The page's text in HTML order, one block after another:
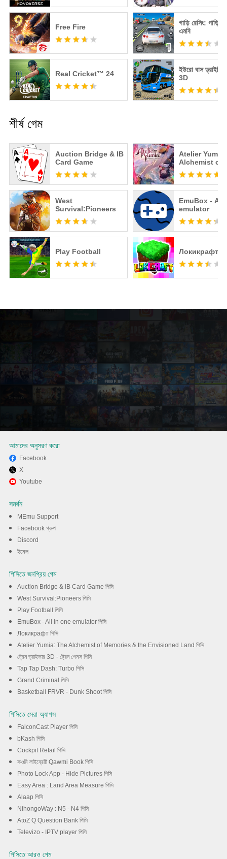
Free Fire
গাড়ি রেসিং: গাড়ি
এমবি
Real Cricket™ 24
ইউরো বাস ড্রাইভিং
3D
শীর্ষ গেম
Auction Bridge & IB
Card Game
West
Survival:Pioneers
Play Football
Atelier
Alchemist of
Memories &
Envisioned
EmuBox - All
emulator
Локикрафт
MEmu এর সাথে পিসিতে Soul
Strike's New Crossover খেলা
আমাদের অনুসরণ করো
Facebook
X
Youtube
সমর্থন
MEmu Support
Facebook গ্রুপ
Discord
ইমেল
পিসিতে জনপ্রিয় গেম
Auction Bridge & IB Card Game পিসি
West Survival:Pioneers পিসি
Play Football পিসি
EmuBox - All in one emulator পিসি
Локикрафт পিসি
Atelier Yumia: The Alchemist of Memories & the Envisioned Land পিসি
ট্রেন ড্রাইভার 3D - ট্রেন গেমস পিসি
Tap Tap Dash: Turbo পিসি
Grand Criminal পিসি
Basketball FRVR - Dunk Shoot পিসি
পিসিতে সেরা অ্যাপস
FalconCast Player পিসি
bKash পিসি
Cockpit Retail পিসি
কওমি লাইব্রেরী Qawmi Book পিসি
Photo Lock App - Hide Pictures পিসি
Easy Area : Land Area Measure পিসি
Alaap পিসি
NihongoWay : N5 - N4 পিসি
AtoZ Q Question Bank পিসি
Televizo - IPTV player পিসি
পিসিতে আরও গেম